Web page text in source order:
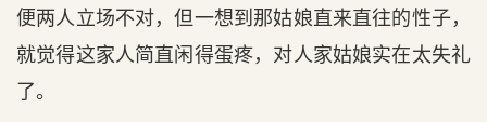
便两人立场不对，但一想到那姑娘直来直往的性子，
就觉得这家人简直闲得蛋疼，对人家姑娘实在太失礼
了。